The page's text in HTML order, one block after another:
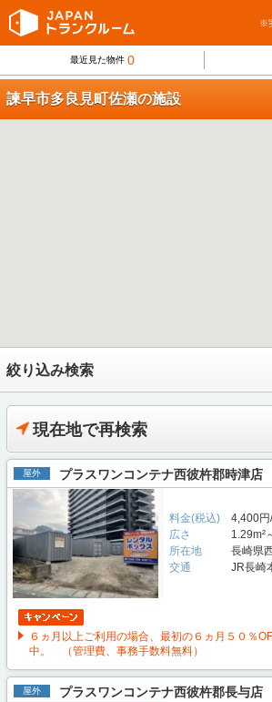
※
最近見た物件 0
諫早市多良見町佐瀬の施設
絞り込み検索
現在地で再検索
屋外 プラスワンコンテナ西彼杵郡時津店
料金(税込)
4,400円
広さ
1.29m²
所在地
長崎県
交通
JR長崎
６ヵ月以上ご利用の場合、最初の６ヵ月５０％
中。 （管理費、事務手数料無料）
屋外 プラスワンコンテナ西彼杵郡長与店